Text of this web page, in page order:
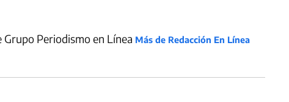
Periodismo en Línea Más de Redacción En Línea